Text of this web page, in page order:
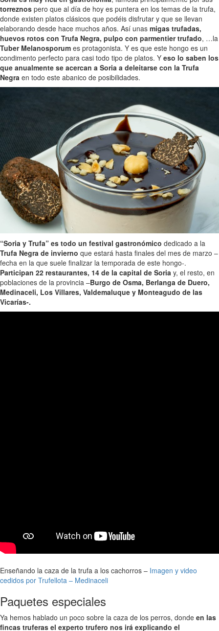
torreznos pero que al día de hoy es puntera en los temas de la trufa,
donde existen platos clásicos que podéis disfrutar y que se llevan
elaborando desde hace muchos años. Así unas migas trufadas,
huevos rotos con Trufa Negra, pulpo con parmentier trufado, …la
Tuber Melanosporum es protagonista. Y es que este hongo es un
condimento perfecto para casi todo tipo de platos. Y eso lo saben los
que anualmente se acercan a Soria a deleitarse con la Trufa
Negra en todo este abanico de posibilidades.
“Soria y Trufa” es todo un festival gastronómico dedicado a la
Trufa Negra de invierno que estará hasta finales del mes de marzo –
fecha en la que suele finalizar la temporada de este hongo-.
Participan 22 restaurantes, 14 de la capital de Soria y, el resto, en
poblaciones de la provincia –Burgo de Osma, Berlanga de Duero,
Medinaceli, Los Villares, Valdemaluque y Monteagudo de las
Vicarías-.
Enseñando la caza de la trufa a los cachorros – Imagen y video
cedidos por Trufellota – Medinaceli
Paquetes especiales
Ya hemos hablado un poco sobre la caza de los perros, donde en las
fincas truferas el experto trufero nos irá explicando el